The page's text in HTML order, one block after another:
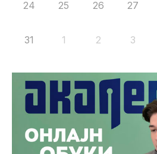
24 25 26 27
31 1 2 3